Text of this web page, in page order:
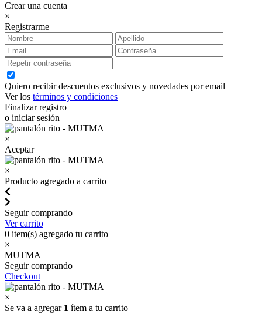
Crear una cuenta
×
Registrarme
Quiero recibir descuentos exclusivos y novedades por email
Ver los términos y condiciones
Finalizar registro
o iniciar sesión
×
Aceptar
×
Producto agregado a carrito
Seguir comprando
Ver carrito
0 item(s) agregado tu carrito
×
MUTMA
Seguir comprando
Checkout
×
Se va a agregar 1 ítem a tu carrito